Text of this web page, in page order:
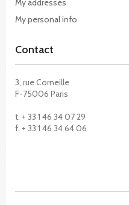
My addresses
My personal info
Contact
3, rue Corneille
F-75006 Paris
t. + 33 1 46 34 07 29
f. + 33 1 46 34 64 06